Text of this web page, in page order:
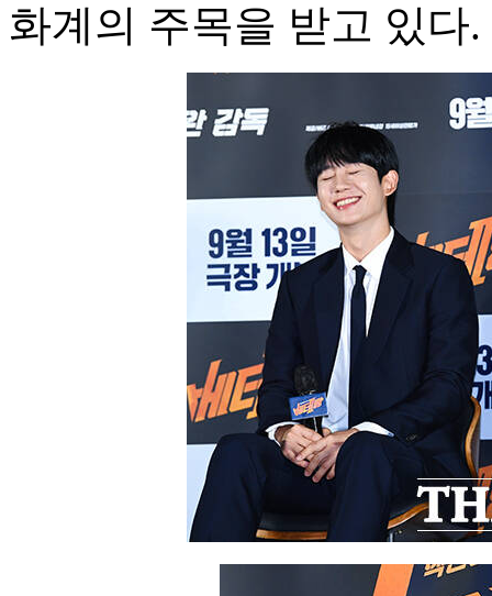
화계의 주목을 받고 있다